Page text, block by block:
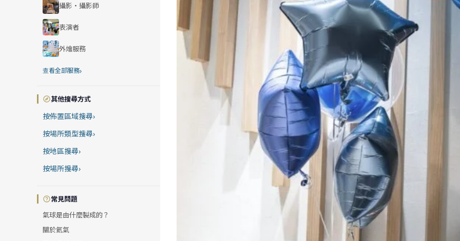
攝影・攝影師
表演者
外燴服務
查看全部服務›
其他搜尋方式
按佈置區域搜尋›
按場所類型搜尋›
按地區搜尋›
按場所搜尋›
常見問題
氣球是由什麼製成的？
關於氦氣